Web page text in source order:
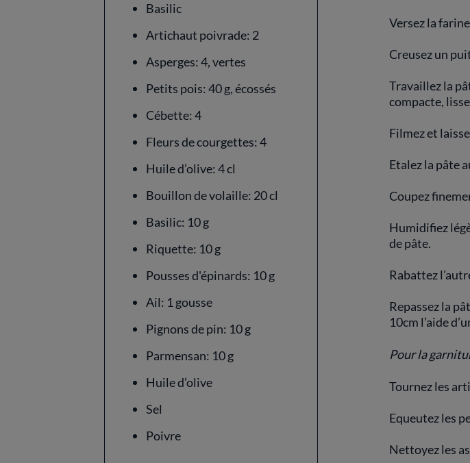
Basilic
Artichaut poivrade: 2
Asperges: 4, vertes
Petits pois: 40 g, écossés
Cébette: 4
Fleurs de courgettes: 4
Huile d’olive: 4 cl
Bouillon de volaille: 20 cl
Basilic: 10 g
Riquette: 10 g
Pousses d'épinards: 10 g
Ail: 1 gousse
Pignons de pin: 10 g
Parmensan: 10 g
Huile d’olive
Sel
Poivre
Versez la
Creusez un
Travaillez la
compacte,
Filmez et
Etalez la pâte
Coupez
Humidifiez
de pâte.
Rabattez
Repassez la
10cm l’aide
Pour la
Tournez les
Equeutez les
Nettoyez les